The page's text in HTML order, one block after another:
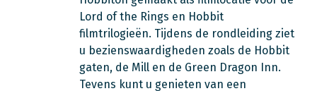
Lord of the Rings en Hobbit
filmtrilogieën. Tijdens de rondleiding ziet
u bezienswaardigheden zoals de Hobbit
gaten, de Mill en de Green Dragon Inn.
Tevens kunt u genieten van een